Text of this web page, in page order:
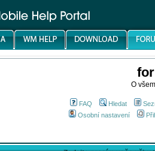
O
FAQ Hledat
Osobní nastavení